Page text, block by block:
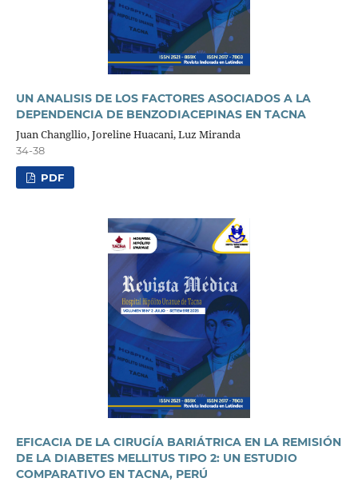
UN ANALISIS DE LOS FACTORES ASOCIADOS A LA
DEPENDENCIA DE BENZODIACEPINAS EN TACNA
Juan Changllio, Joreline Huacani, Luz Miranda
34-38
PDF
EFICACIA DE LA CIRUGÍA BARIÁTRICA EN LA REMISIÓN
DE LA DIABETES MELLITUS TIPO 2: UN ESTUDIO
COMPARATIVO EN TACNA, PERÚ